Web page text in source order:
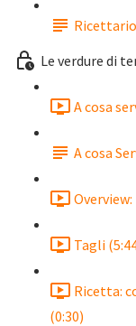
Ricettario
Le verdure di
A cosa
A cosa
Tagli
Ricetta:
(0:30)